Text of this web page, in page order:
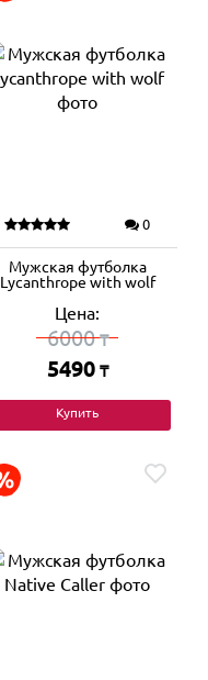
0
Мужская футболка
Lycanthrope with wolf
Цена:
6000₸
5490 ₸
Купить